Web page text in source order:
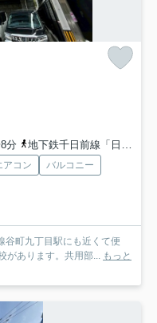
分
地下鉄千日前線「日本橋」駅 徒歩11分
アコン
バルコニー
谷町九丁目駅にも近くて便
があります。共用部... もっと